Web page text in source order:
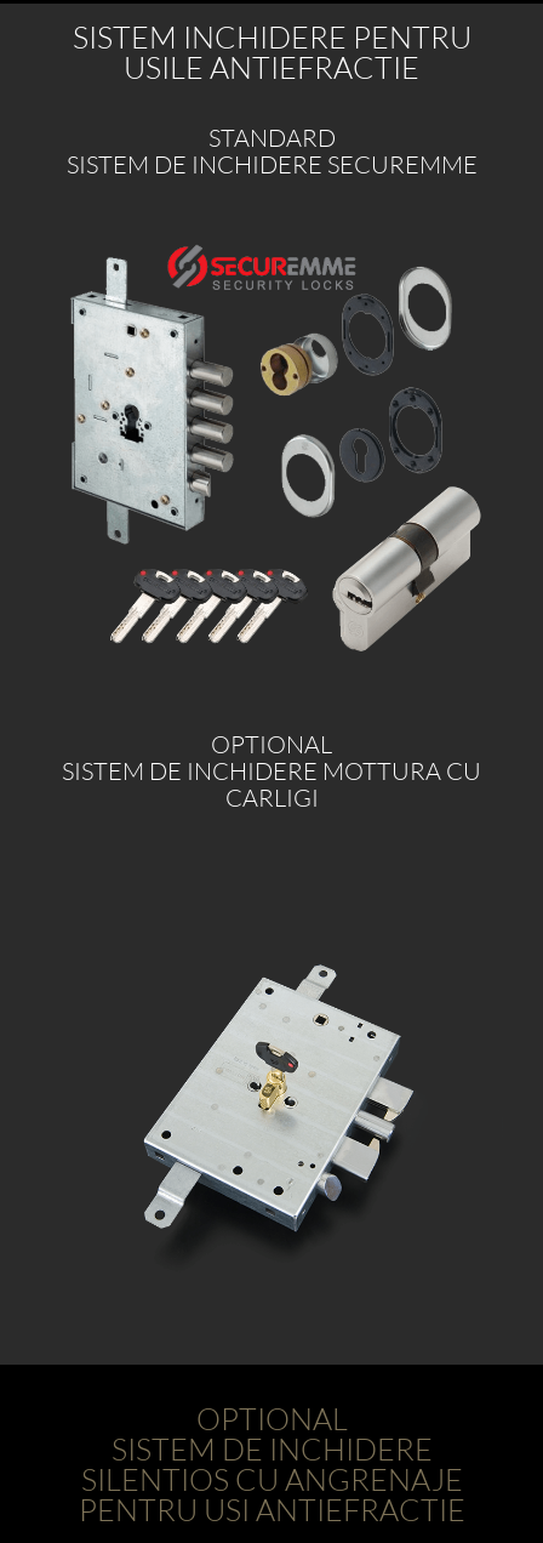
SISTEM INCHIDERE PENTRU
USILE ANTIEFRACTIE
STANDARD
SISTEM DE INCHIDERE SECUREMME
OPTIONAL
SISTEM DE INCHIDERE MOTTURA CU
CARLIGI
OPTIONAL
SISTEM DE INCHIDERE
SILENTIOS CU ANGRENAJE
PENTRU USI ANTIEFRACTIE